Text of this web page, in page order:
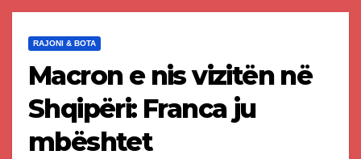
RAJONI & BOTA
Macron e nis vizitën në
Shqipëri: Franca ju
mbështet